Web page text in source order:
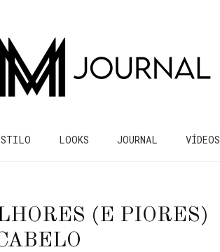
LOOKS JOURNAL VÍDEOS
(E PIORES)